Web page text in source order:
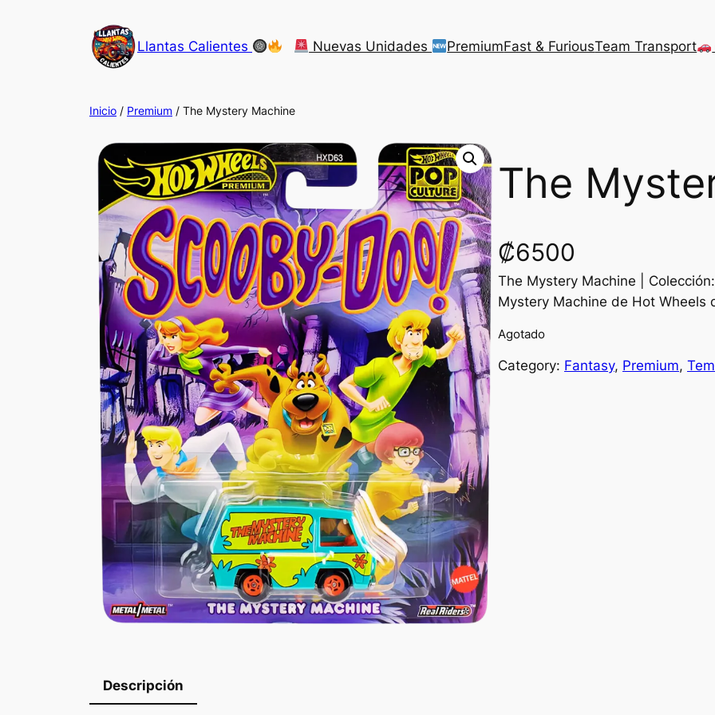
Llantas Calientes Nuevas Unidades PremiumFast & FuriousTeam Transport
Inicio / Premium / The Mystery Machine
The
₡6500
The Mystery Machine |
Mystery Machine de Hot Wheels
Agotado
Category: Fantasy, Premium,
Descripción